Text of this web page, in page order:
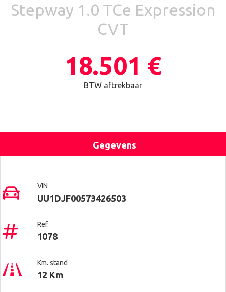
Stepway 1.0 TCe Expression
CVT
18.501 €
BTW aftrekbaar
Gegevens
VIN
UU1DJF00573426503
Ref.
1078
Km. stand
12 Km